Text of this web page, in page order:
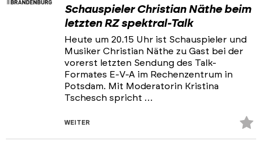
Schauspieler Christian Näthe beim
letzten RZ spektral-Talk
Heute um 20.15 Uhr ist Schauspieler und
Musiker Christian Näthe zu Gast bei der
vorerst letzten Sendung des Talk-
Formates E-V-A im Rechenzentrum in
Potsdam. Mit Moderatorin Kristina
Tschesch spricht …
WEITER